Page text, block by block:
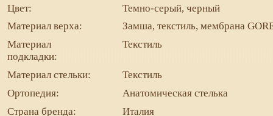
Цвет:
Темно-серый, черный
Материал верха:
Замша, текстиль, мембрана
Материал
подкладки:
Текстиль
Материал стельки:
Текстиль
Ортопедия:
Анатомическая стелька
Страна бренда:
Италия